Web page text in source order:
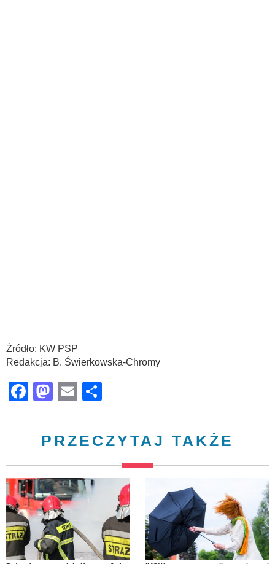
Źródło: KW PSP
Redakcja: B. Świerkowska-Chromy
Facebook
Mastodon
Email
PRZECZYTAJ TAKŻE